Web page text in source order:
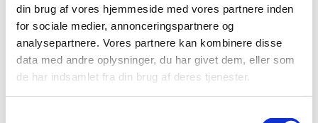
din brug af vores hjemmeside med vores partnere inden
for sociale medier, annonceringspartnere og
analysepartnere. Vores partnere kan kombinere disse
data med andre oplysninger, du har givet dem, eller som
de har indsamlet fra din brug af deres tjenester.
- lige fra Mads Langers ’I en stjerneregn af sne’ til
’Dejlig er jorden’.
Når de skønne julesange tilsættes A Piece of
Cake's smittende sangglæde og gode humør, er